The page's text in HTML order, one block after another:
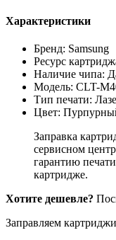
Характеристики
Бренд: Samsung
Ресурс
Наличие чипа:
Модель: CLT-
Тип печати:
Цвет:
Заправка
сервисном
гарантию
картридже.
Хотите дешевле?
Заправляем